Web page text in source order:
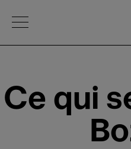
Open Menu
Ce qui